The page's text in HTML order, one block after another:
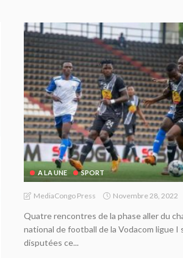
A LA UNE SPORT
MediaCongo Press Novembre 28, 2022
Quatre rencontres de la phase aller du
national de football de la Vodacom ligue I
disputées ce...